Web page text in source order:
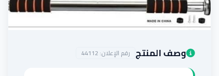
إضافة إعلان
وصف المنتج رقم الإعلان: 44112